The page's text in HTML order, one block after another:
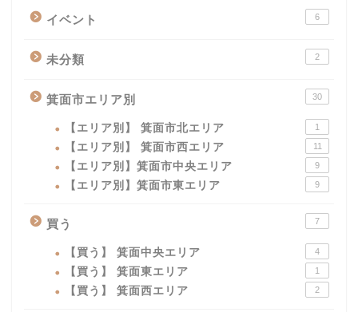
イベント 6
未分類 2
箕面市エリア別 30
【エリア別】 箕面市北エリア 1
【エリア別】 箕面市西エリア 11
【エリア別】箕面市中央エリア 9
【エリア別】箕面市東エリア 9
買う 7
【買う】 箕面中央エリア 4
【買う】 箕面東エリア 1
【買う】 箕面西エリア 2